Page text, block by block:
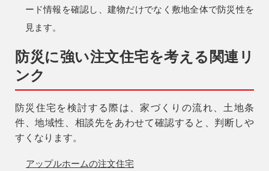
ード情報を確認し、建物だけでなく敷地全体で防災性を
見ます。
防災に強い注文住宅を考える関連リ
ンク
防災住宅を検討する際は、家づくりの流れ、土地条
件、地域性、相談先をあわせて確認すると、判断しや
すくなります。
アップルホームの注文住宅